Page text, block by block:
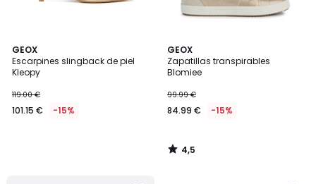
GEOX
Escarpines slingback de piel
Kleopy
119.00 €
101.15 € -15%
GEOX
Zapatillas transpirables
Blomiee
99.99 €
84.99 € -15%
4,5
/ 5
4,5
/